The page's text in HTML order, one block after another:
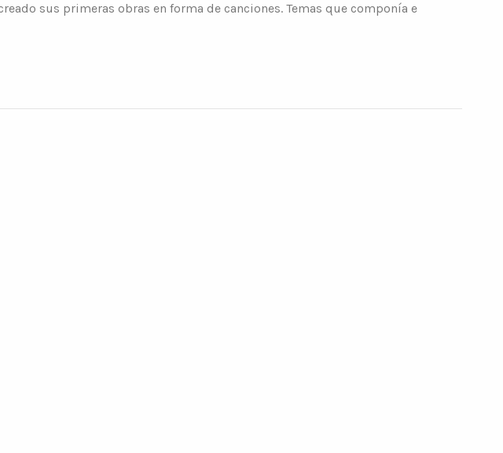
sus primeras obras en forma de canciones. Temas que componía e